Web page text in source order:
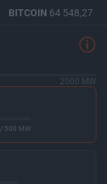
BITCOIN64 548,27
2000 MW
/ 500 MW